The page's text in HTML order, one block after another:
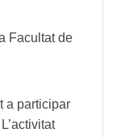
Facultat de
a participar